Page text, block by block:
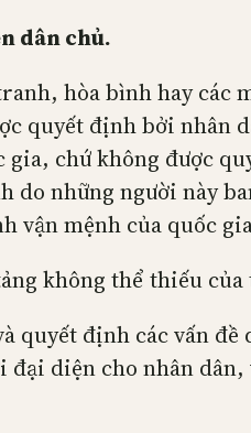
dân chủ.
hòa bình hay các
quyết định bởi nhân
chứ không được
những người này
vận mệnh của quốc
không thể thiếu của
quyết định các vấn
diện cho nhân